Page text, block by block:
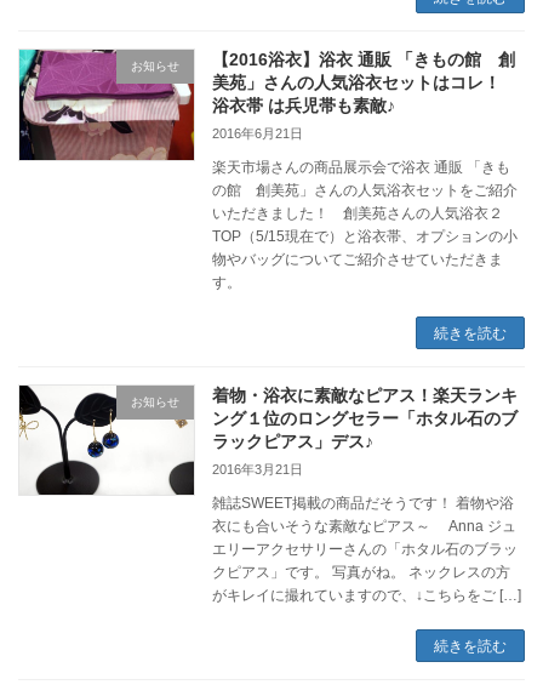
お知らせ
【2016浴衣】浴衣 通販 「きもの館 創
美苑」さんの人気浴衣セットはコレ！
浴衣帯 は兵児帯も素敵♪
2016年6月21日
楽天市場さんの商品展示会で浴衣 通販 「きも
の館 創美苑」さんの人気浴衣セットをご紹介
いただきました！ 創美苑さんの人気浴衣２
TOP（5/15現在で）と浴衣帯、オプションの小
物やバッグについてご紹介させていただきま
す。
続きを読む
お知らせ
着物・浴衣に素敵なピアス！楽天ランキ
ング１位のロングセラー「ホタル石のブ
ラックピアス」デス♪
2016年3月21日
雑誌SWEET掲載の商品だそうです！ 着物や浴
衣にも合いそうな素敵なピアス～ Anna ジュ
エリーアクセサリーさんの「ホタル石のブラッ
クピアス」です。 写真がね。 ネックレスの方
がキレイに撮れていますので、↓こちらをご […]
続きを読む